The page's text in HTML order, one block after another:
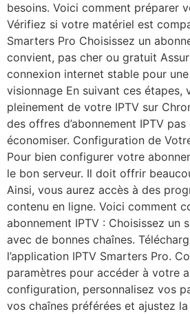
besoins. Voici comment préparer
Vérifiez si votre matériel est
Smarters Pro Choisissez un
convient, pas cher ou gratuit
connexion internet stable pour
visionnage En suivant ces
pleinement de votre IPTV sur
des offres d’abonnement IPTV
économiser. Configuration de
Pour bien configurer votre
le bon serveur. Il doit offrir
Ainsi, vous aurez accès à des
contenu en ligne. Voici comment
abonnement IPTV : Choisissez un
avec de bonnes chaînes.
l’application IPTV Smarters Pro.
paramètres pour accéder à votre
configuration, personnalisez vos
vos chaînes préférées et ajustez